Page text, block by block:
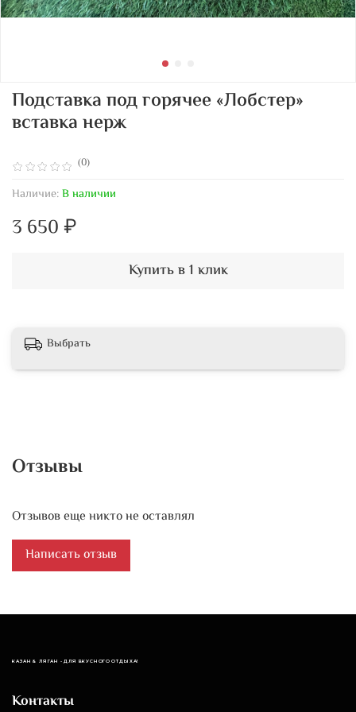
(0)
Наличие:В наличии
Подставка под горячее «Лобстер»
вставка нерж
3 650 ₽
Купить в 1 клик
Выбрать
Отзывы
Отзывов еще никто не оставлял
Написать отзыв
КАЗАН & ЛЯГАН - ДЛЯ ВКУСНОГО ОТДЫХА!
Контакты